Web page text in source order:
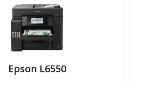
Epson L6550